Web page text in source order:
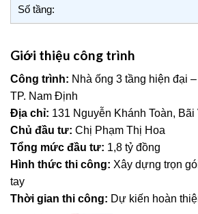
Số tầng:
Giới thiệu công trình
Công trình: Nhà ống 3 tầng hiện đại
TP. Nam Định
Địa chỉ: 131 Nguyễn Khánh Toàn,
Chủ đầu tư: Chị Phạm Thị Hoa
Tổng mức đầu tư: 1,8 tỷ đồng
Hình thức thi công: Xây dựng trọn
tay
Thời gian thi công: Dự kiến hoàn